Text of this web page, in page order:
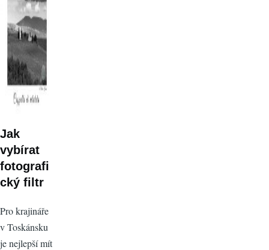
Jak
vybírat
fotografi
cký filtr
Pro krajináře
v Toskánsku
je nejlepší mít